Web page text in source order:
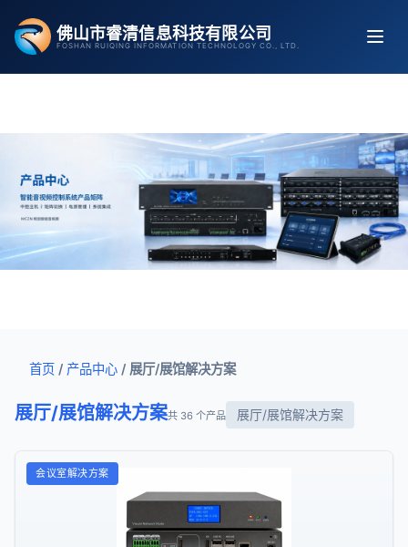
容
佛山市睿清信息科技有限公司
FOSHAN RUIQING INFORMATION TECHNOLOGY CO., LTD.
首页 / 产品中心 / 展厅/展馆解决方案
展厅/展馆解决方案共 36 个产品 展厅/展馆解决方案
会议室解决方案